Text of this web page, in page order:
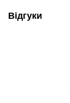
Відгуки